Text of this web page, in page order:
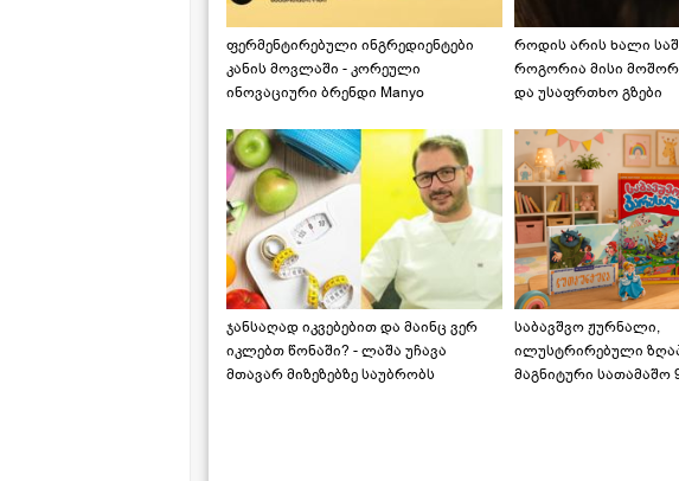
ფერმენტირებული ინგრედიენტები
კანის მოვლაში - კორეული
ინოვაციური ბრენდი Manyo
როდის არის ხალი
როგორია მისი
და უსაფრთხო გზები
ჯანსაღად იკვებებით და მაინც ვერ
იკლებთ წონაში? - ლაშა უჩავა
მთავარ მიზეზებზე საუბრობს
საბავშვო ჟურნალი,
ილუსტრირებული
მაგნიტური სათამაშო